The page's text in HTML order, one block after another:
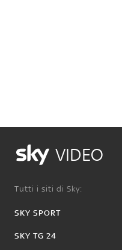
VIDEO
Tutti i siti di Sky:
SKY SPORT
SKY TG 24